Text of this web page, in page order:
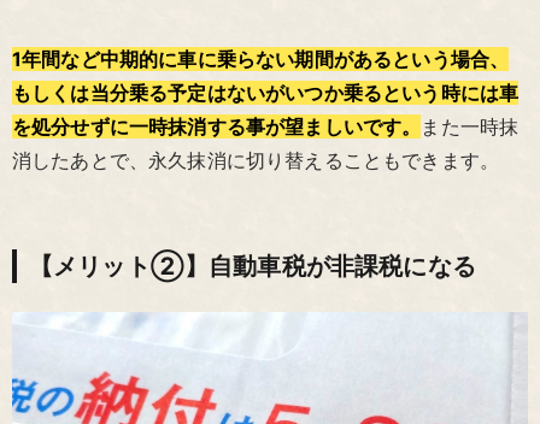
1年間など中期的に車に乗らない期間があるという場合、
もしくは当分乗る予定はないがいつか乗るという時には車
を処分せずに一時抹消する事が望ましいです。
また一時抹
消したあとで、永久抹消に切り替えることもできます。
【メリット②】自動車税が非課税になる